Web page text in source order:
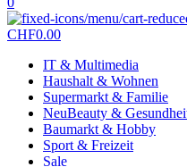
CHF0.00
IT & Multimedia
Haushalt & Wohnen
Supermarkt & Familie
NeuBeauty &
Baumarkt & Hobby
Sport & Freizeit
Sale